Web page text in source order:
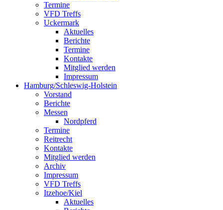
Termine
VFD Treffs
Uckermark
Aktuelles
Berichte
Termine
Kontakte
Mitglied werden
Impressum
Hamburg/Schleswig-Holstein
Vorstand
Berichte
Messen
Nordpferd
Termine
Reitrecht
Kontakte
Mitglied werden
Archiv
Impressum
VFD Treffs
Itzehoe/Kiel
Aktuelles